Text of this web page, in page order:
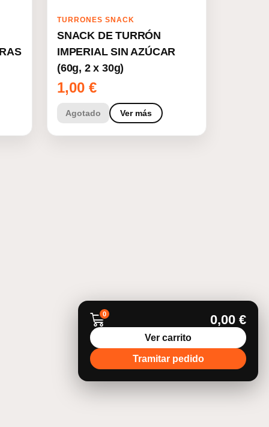
TURRONES SNACK
SNACK DE TURRÓN
IMPERIAL SIN AZÚCAR
(60g, 2 x 30g)
1,00 €
Agotado Ver más
0 0,00 €
Ver carrito
Tramitar pedido